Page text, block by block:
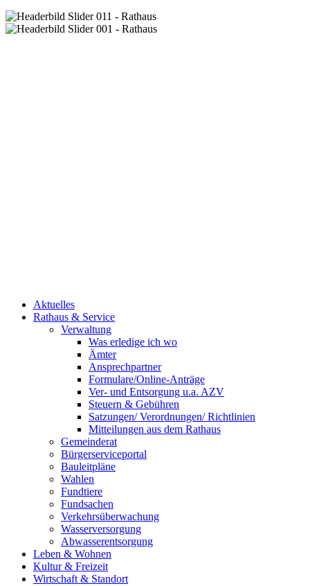
Aktuelles
Rathaus & Service
Verwaltung
Was erledige ich wo
Ämter
Ansprechpartner
Formulare/Online-Anträge
Ver- und Entsorgung u.a. AZV
Steuern & Gebühren
Satzungen/ Verordnungen/ Richtlinien
Mitteilungen aus dem Rathaus
Gemeinderat
Bürgerserviceportal
Bauleitpläne
Wahlen
Fundtiere
Fundsachen
Verkehrsüberwachung
Wasserversorgung
Abwasserentsorgung
Leben & Wohnen
Kultur & Freizeit
Wirtschaft & Standort